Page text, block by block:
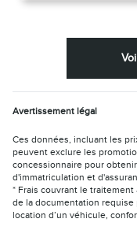
Avertissement légal
Ces données, incluant les
peuvent exclure les
concessionnaire pour
d'immatriculation et
* Frais couvrant le
de la documentation requise
location d’un véhicule,